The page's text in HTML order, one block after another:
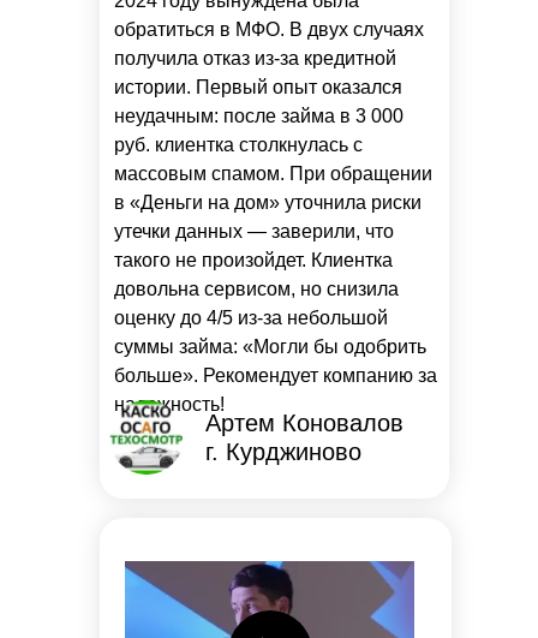
обратиться в МФО. В двух случаях
получила отказ из-за кредитной
истории. Первый опыт оказался
неудачным: после займа в 3 000
руб. клиентка столкнулась с
массовым спамом. При обращении
в «Деньги на дом» уточнила риски
утечки данных — заверили, что
такого не произойдет. Клиентка
довольна сервисом, но снизила
оценку до 4/5 из-за небольшой
суммы займа: «Могли бы одобрить
больше». Рекомендует компанию за
надежность!
Артем Коновалов
г. Курджиново